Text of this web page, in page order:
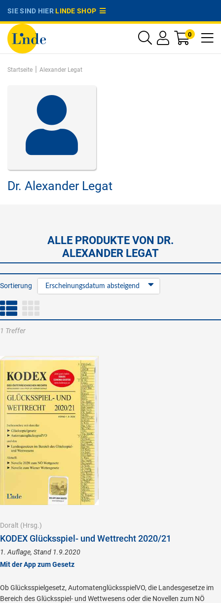
SIE SIND HIERLINDE SHOP
0
Startseite | Alexander Legat
Dr. Alexander Legat
ALLE PRODUKTE VON DR.
ALEXANDER LEGAT
Sortierung Erscheinungsdatum absteigend
1 Treffer
Doralt (Hrsg.)
KODEX Glücksspiel- und Wettrecht 2020/21
1. Auflage, Stand 1.9.2020
Mit der App zum Gesetz
Ob Glücksspielgesetz, AutomatenglücksspielVO, die Landesgesetze im
Bereich des Glücksspiel- und Wettwesens oder die Novellen zum NÖ